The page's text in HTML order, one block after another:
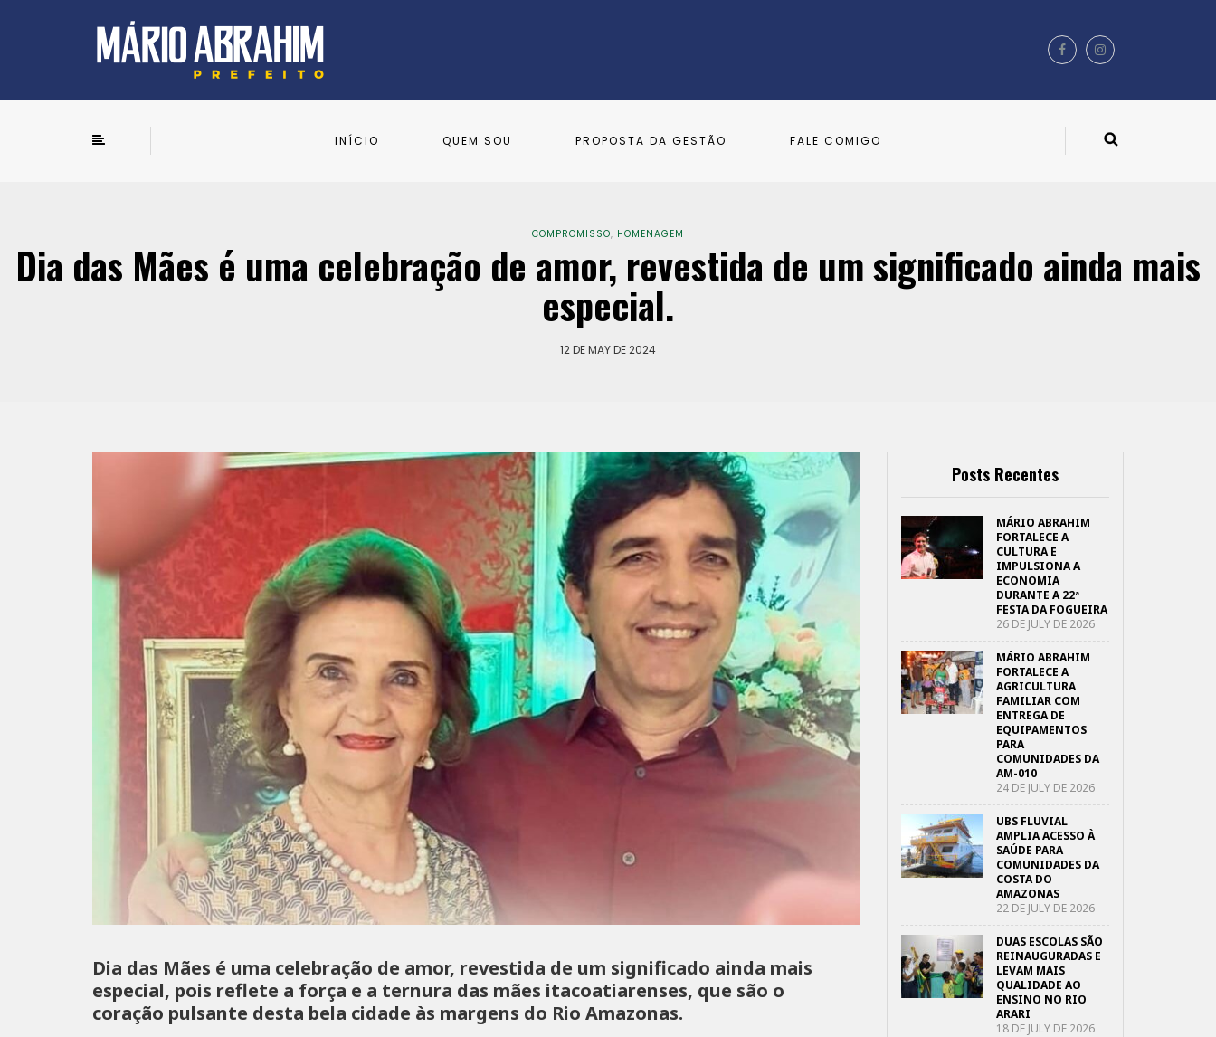
INÍCIO QUEM SOU PROPOSTA DA GESTÃO FALE COMIGO
COMPROMISSO, HOMENAGEM
Dia das Mães é uma celebração de amor, revestida de um significado ainda mais
especial.
12 DE MAY DE 2024
Dia das Mães é uma celebração de amor, revestida de um significado ainda mais
especial, pois reflete a força e a ternura das mães itacoatiarenses, que são o
coração pulsante desta bela cidade às margens do Rio Amazonas.
Posts Recentes
MÁRIO ABRAHIM
FORTALECE A
CULTURA E
IMPULSIONA A
ECONOMIA
DURANTE A 22ª
FESTA DA FOGUEIRA
26 DE JULY DE 2026
MÁRIO ABRAHIM
FORTALECE A
AGRICULTURA
FAMILIAR COM
ENTREGA DE
EQUIPAMENTOS
PARA
COMUNIDADES DA
AM-010
24 DE JULY DE 2026
UBS FLUVIAL
AMPLIA ACESSO À
SAÚDE PARA
COMUNIDADES DA
COSTA DO
AMAZONAS
22 DE JULY DE 2026
DUAS ESCOLAS SÃO
REINAUGURADAS E
LEVAM MAIS
QUALIDADE AO
ENSINO NO RIO
ARARI
18 DE JULY DE 2026